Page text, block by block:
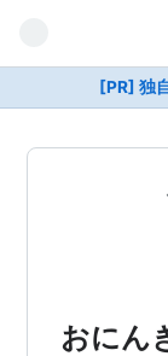
[PR] 独
おにん